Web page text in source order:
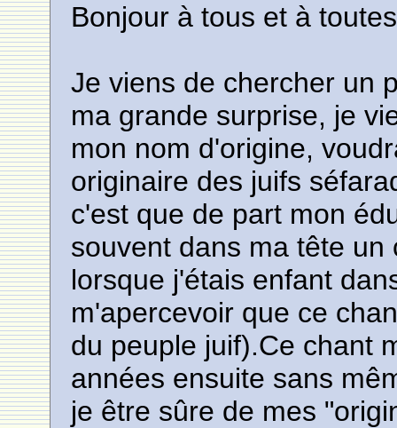
Bonjour à tous et à toutes
Je viens de chercher un
ma grande surprise, je
mon nom d'origine,
originaire des juifs
c'est que de part mon
souvent dans ma tête
lorsque j'étais enfant
m'apercevoir que ce
du peuple juif).Ce chant
années ensuite sans
je être sûre de mes